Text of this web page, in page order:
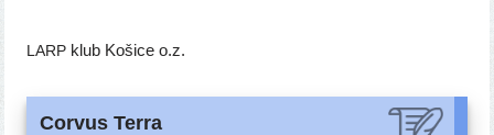
LARPklub Košice o.z.
Corvus Terra